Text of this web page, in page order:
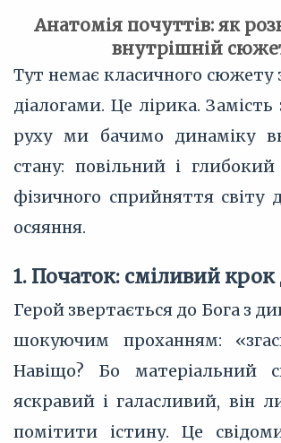
Анатомія почуттів: як
внутрішній
Тут немає класичного сюжету
діалогами. Це лірика. Замість
руху ми бачимо динаміку
стану: повільний і глибокий
фізичного сприйняття світу
осяяння.
1. Початок: сміливий крок
Герой звертається до Бога з
шокуючим проханням:
Навіщо? Бо матеріальний
яскравий і галасливий, він
помітити істину. Це